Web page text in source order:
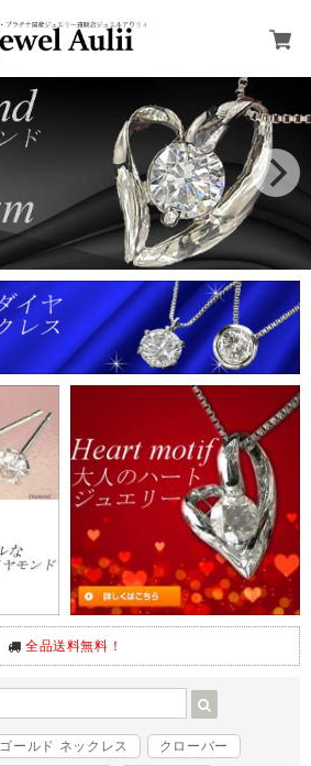
全品送料無料！
ゴールド ネックレス
クローバー